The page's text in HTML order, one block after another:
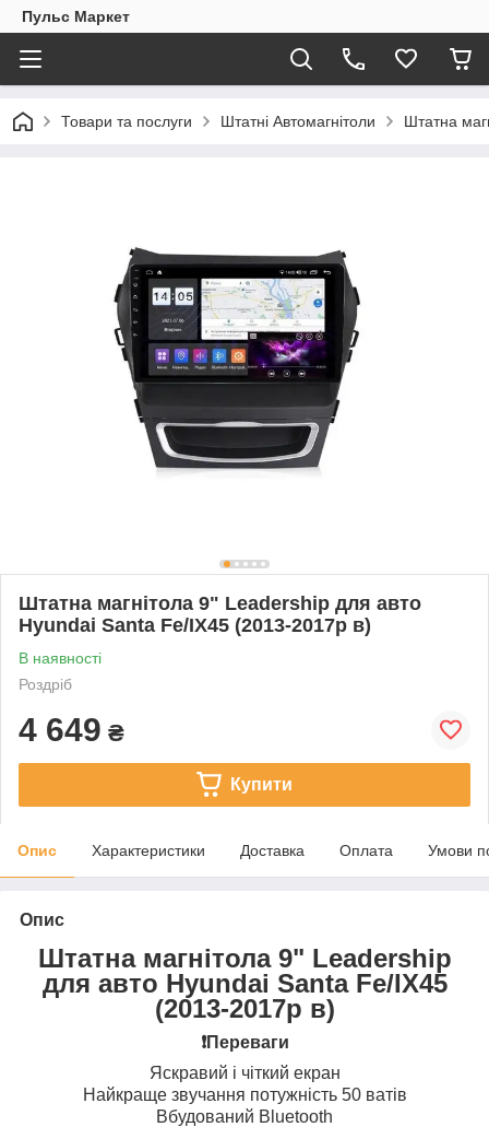
Пульс Маркет
Товари та послуги Штатні Автомагнітоли Штатна
Штатна магнітола 9" Leadership для авто
Hyundai Santa Fe/IX45 (2013-2017р в)
В наявності
Роздріб
4 649 ₴
Купити
Опис Характеристики Доставка Оплата Умови
Опис
Штатна магнітола 9" Leadership
для авто Hyundai Santa Fe/IX45
(2013-2017р в)
❗️Переваги
Яскравий і чіткий екран
Найкраще звучання потужність 50 ватів
Вбудований Bluetooth